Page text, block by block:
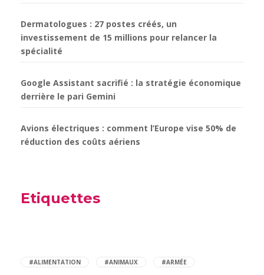
Dermatologues : 27 postes créés, un
investissement de 15 millions pour relancer la
spécialité
Google Assistant sacrifié : la stratégie économique
derrière le pari Gemini
Avions électriques : comment l’Europe vise 50% de
réduction des coûts aériens
Etiquettes
#ALIMENTATION #ANIMAUX #ARMÉE